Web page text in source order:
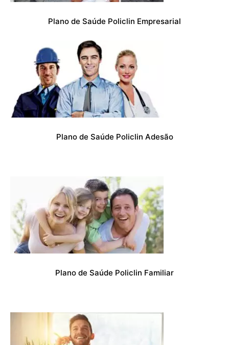
Plano de Saúde Policlin Empresarial
Plano de Saúde Policlin Adesão
Plano de Saúde Policlin Familiar